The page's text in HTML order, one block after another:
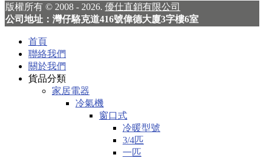
版權所有 © 2008 - 2026. 優仕直銷有限公司
公司地址：灣仔駱克道416號偉德大廈3字樓6室
首頁
聯絡我們
關於我們
貨品分類
家居電器
冷氣機
窗口式
冷暖型號
3/4匹
一匹